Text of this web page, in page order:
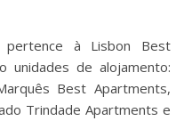
pertence à Lisbon Best
unidades de alojamento:
Best Apartments,
Trindade Apartments e